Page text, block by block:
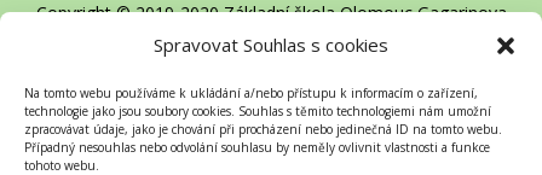
Spravovat Souhlas s cookies
Na tomto webu používáme k ukládání a/nebo přístupu k informacím o zařízení,
technologie jako jsou soubory cookies. Souhlas s těmito technologiemi nám umožní
zpracovávat údaje, jako je chování při procházení nebo jedinečná ID na tomto webu.
Případný nesouhlas nebo odvolání souhlasu by neměly ovlivnit vlastnosti a funkce
tohoto webu.
Copyright © 2019-2020 Základní škola Olomouc Gagarinova